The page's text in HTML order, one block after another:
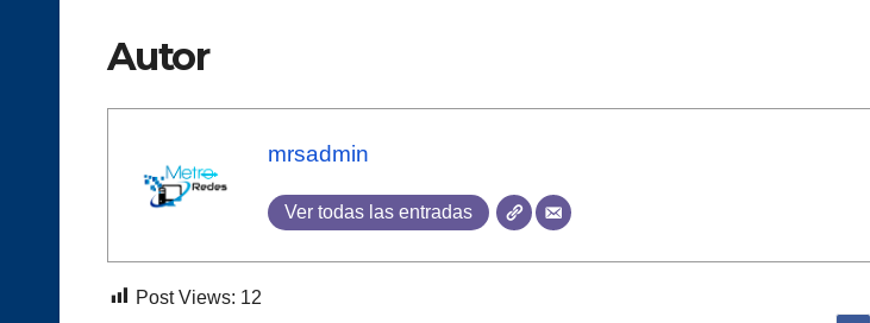
Autor
mrsadmin
Ver todas las entradas
Post Views: 12